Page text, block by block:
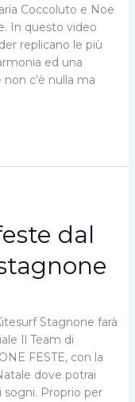
Coccoluto e Noe
In questo video
replicano le più
ed una
c’è nulla ma
dal
Stagnone farà
Il Team di
FESTE, con la
dove potrai
sogni. Proprio per